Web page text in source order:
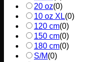
20 oz(0)
10 oz XL(0)
120 cm(0)
150 cm(0)
180 cm(0)
S/M(0)